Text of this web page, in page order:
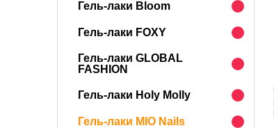
Гель-лаки Bloom
Гель-лаки FOXY
Гель-лаки GLOBAL
FASHION
Гель-лаки Holy Molly
Гель-лаки MIO Nails